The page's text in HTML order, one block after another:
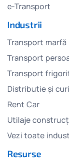
e-Transport
Industrii
Transport marfă
Transport
Transport
Distributie și
Rent Car
Utilaje
Vezi toate
Resurse